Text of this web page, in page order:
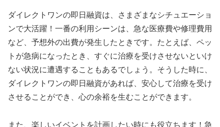
ダイレクトワンの即日融資は、さまざまなシチュエーショ
ンで大活躍！一番の利用シーンは、急な医療費や修理費用
など、予想外の出費が発生したときです。たとえば、ペッ
トが急病になったとき、すぐに治療を受けさせないといけ
ない状況に遭遇することもあるでしょう。そうした時に、
ダイレクトワンの即日融資があれば、安心して治療を受け
させることができ、心の余裕を生むことができます。
また、楽しいイベントを計画したい時にも役立ちます！急